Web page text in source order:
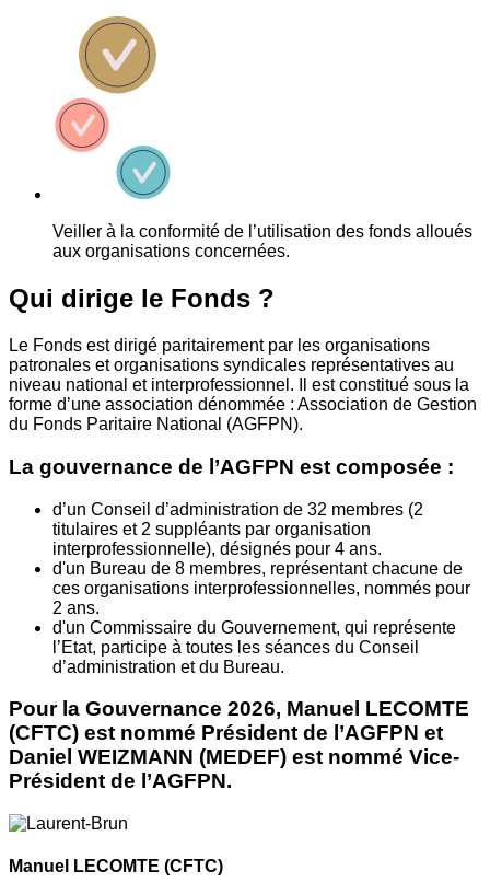
Veiller à la conformité de l’utilisation des fonds alloués
aux organisations concernées.
Qui dirige le Fonds ?
Le Fonds est dirigé paritairement par les organisations
patronales et organisations syndicales représentatives au
niveau national et interprofessionnel. Il est constitué sous la
forme d’une association dénommée : Association de Gestion
du Fonds Paritaire National (AGFPN).
La gouvernance de l’AGFPN est composée :
d’un Conseil d’administration de 32 membres (2
titulaires et 2 suppléants par organisation
interprofessionnelle), désignés pour 4 ans.
d'un Bureau de 8 membres, représentant chacune de
ces organisations interprofessionnelles, nommés pour
2 ans.
d'un Commissaire du Gouvernement, qui représente
l’Etat, participe à toutes les séances du Conseil
d’administration et du Bureau.
Pour la Gouvernance 2026, Manuel LECOMTE
(CFTC) est nommé Président de l’AGFPN et
Daniel WEIZMANN (MEDEF) est nommé Vice-
Président de l’AGFPN.
Manuel LECOMTE (CFTC)